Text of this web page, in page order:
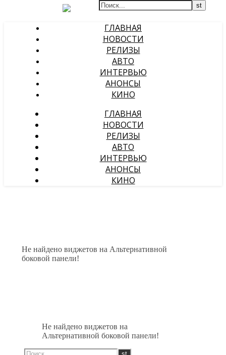
ГЛАВНАЯ
НОВОСТИ
РЕЛИЗЫ
АВТО
ИНТЕРВЬЮ
АНОНСЫ
КИНО
ГЛАВНАЯ
НОВОСТИ
РЕЛИЗЫ
АВТО
ИНТЕРВЬЮ
АНОНСЫ
КИНО
Не найдено виджетов на Альтернативной
боковой панели!
Не найдено виджетов на
Альтернативной боковой панели!